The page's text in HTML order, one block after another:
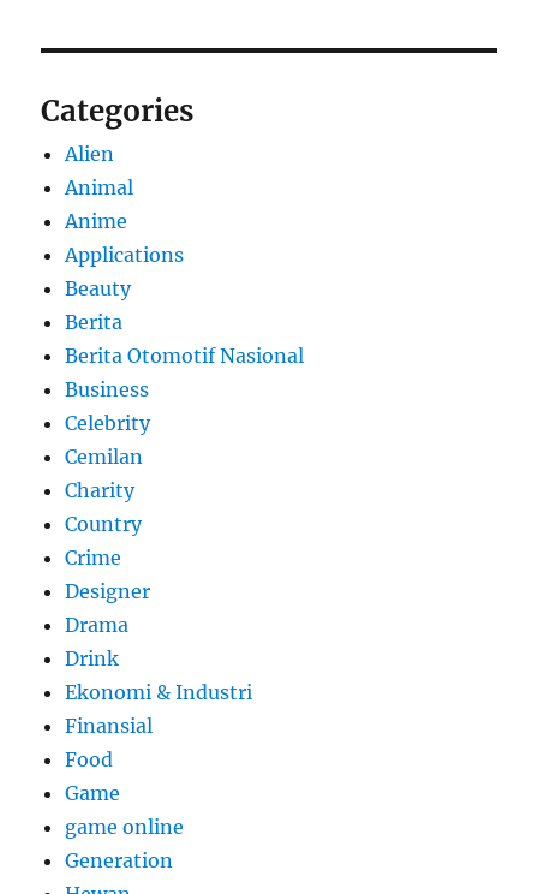
Categories
Alien
Animal
Anime
Applications
Beauty
Berita
Berita Otomotif Nasional
Business
Celebrity
Cemilan
Charity
Country
Crime
Designer
Drama
Drink
Ekonomi & Industri
Finansial
Food
Game
game online
Generation